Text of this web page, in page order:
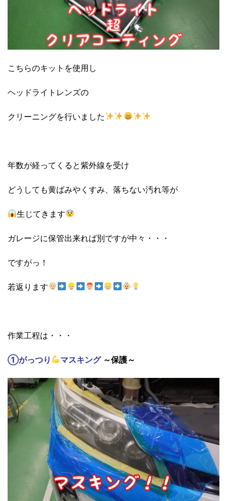
こちらのキットを使用し
ヘッドライトレンズの
クリーニングを行いました
年数が経ってくると紫外線を受け
どうしても黄ばみやくすみ、落ちない汚れ等が
生じてきます
ガレージに保管出来れば別ですが中々・・・
ですがっ！
若返ります
作業工程は・・・
①がっつり マスキング ～保護～